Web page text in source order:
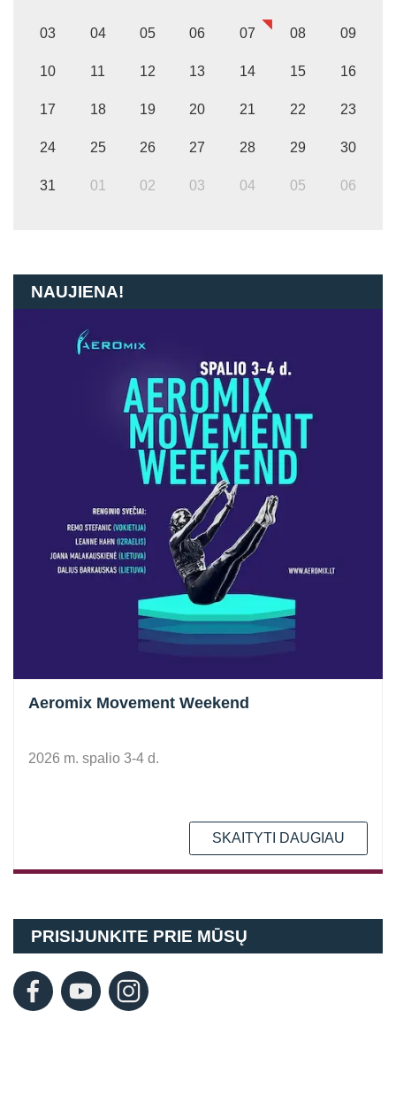
03 04 05 06 07 08 09
10 11 12 13 14 15 16
17 18 19 20 21 22 23
24 25 26 27 28 29 30
31 01 02 03 04 05 06
NAUJIENA!
Aeromix Movement Weekend
2026 m. spalio 3-4 d.
SKAITYTI DAUGIAU
PRISIJUNKITE PRIE MŪSŲ